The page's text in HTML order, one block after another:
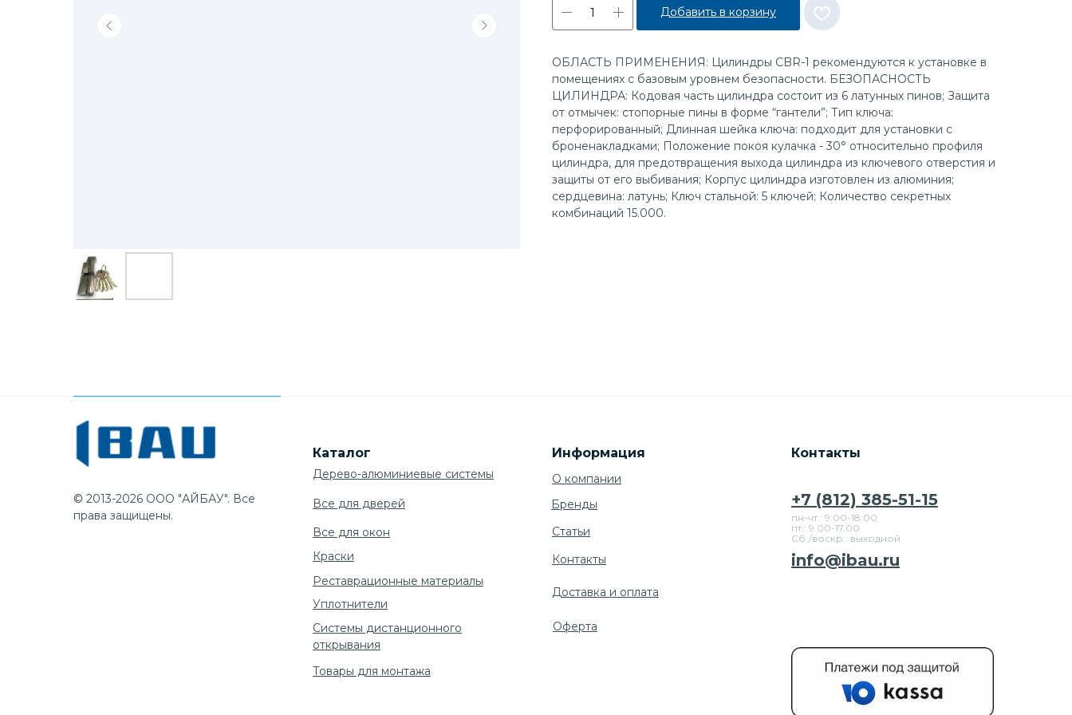
Добавить в корзину
ОБЛАСТЬ ПРИМЕНЕНИЯ: Цилиндры CBR-1 рекомендуются к установке в
помещениях с базовым уровнем безопасности. БЕЗОПАСНОСТЬ
ЦИЛИНДРА: Кодовая часть цилиндра состоит из 6 латунных пинов; Защита
от отмычек: стопорные пины в форме “гантели”; Тип ключа:
перфорированный; Длинная шейка ключа: подходит для установки с
броненакладками; Положение покоя кулачка - 30° относительно профиля
цилиндра, для предотвращения выхода цилиндра из ключевого отверстия и
защиты от его выбивания; Корпус цилиндра изготовлен из алюминия;
сердцевина: латунь; Ключ стальной: 5 ключей; Количество секретных
комбинаций 15.000.
+7 (812) 385-51-15
пн-чт.: 9:00-18:00
пт.: 9.00-17.00
Сб./воскр.: выходной
Каталог Информация Контакты
Дерево-алюминиевые системы
Все для дверей
Все для окон
Товары для монтажа
Реставрационные материалы
Уплотнители
info@ibau.ru
© 2013-2026 ООО "АЙБАУ". Все
права защищены.
О компании
Cтатьи
Контакты
Доставка и оплата
Оферта
Системы дистанционного
открывания
Краски
Бренды